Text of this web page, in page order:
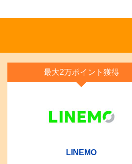
最大2万ポイント獲得
LINEMO